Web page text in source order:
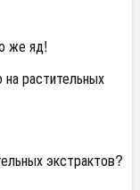
же яд!
растительных
экстрактов?